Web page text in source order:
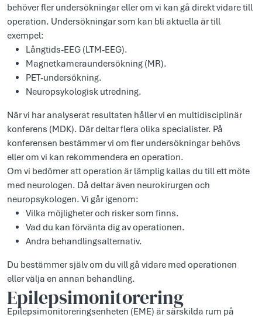
behöver fler undersökningar eller om vi kan gå direkt vidare till
operation. Undersökningar som kan bli aktuella är till
exempel:
Långtids-EEG (LTM-EEG).
Magnetkameraundersökning (MR).
PET-undersökning.
Neuropsykologisk utredning.
När vi har analyserat resultaten håller vi en multidisciplinär
konferens (MDK). Där deltar flera olika specialister. På
konferensen bestämmer vi om fler undersökningar behövs
eller om vi kan rekommendera en operation.
Om vi bedömer att operation är lämplig kallas du till ett möte
med neurologen. Då deltar även neurokirurgen och
neuropsykologen. Vi går igenom:
Vilka möjligheter och risker som finns.
Vad du kan förvänta dig av operationen.
Andra behandlingsalternativ.
Du bestämmer själv om du vill gå vidare med operationen
eller välja en annan behandling.
Epilepsimonitorering
Epilepsimonitoreringsenheten (EME) är särskilda rum på